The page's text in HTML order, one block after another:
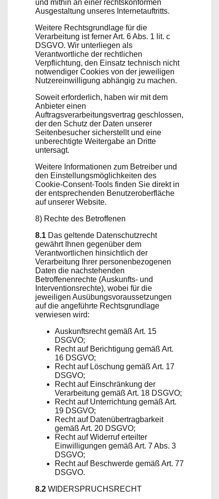
und mithin an einer rechtskonformen
Ausgestaltung unseres Internetauftritts.
Weitere Rechtsgrundlage für die
Verarbeitung ist ferner Art. 6 Abs. 1 lit. c
DSGVO. Wir unterliegen als
Verantwortliche der rechtlichen
Verpflichtung, den Einsatz technisch nicht
notwendiger Cookies von der jeweiligen
Nutzereinwilligung abhängig zu machen.
Soweit erforderlich, haben wir mit dem
Anbieter einen
Auftragsverarbeitungsvertrag geschlossen,
der den Schutz der Daten unserer
Seitenbesucher sicherstellt und eine
unberechtigte Weitergabe an Dritte
untersagt.
Weitere Informationen zum Betreiber und
den Einstellungsmöglichkeiten des
Cookie-Consent-Tools finden Sie direkt in
der entsprechenden Benutzeroberfläche
auf unserer Website.
8) Rechte des Betroffenen
8.1 Das geltende Datenschutzrecht
gewährt Ihnen gegenüber dem
Verantwortlichen hinsichtlich der
Verarbeitung Ihrer personenbezogenen
Daten die nachstehenden
Betroffenenrechte (Auskunfts- und
Interventionsrechte), wobei für die
jeweiligen Ausübungsvoraussetzungen
auf die angeführte Rechtsgrundlage
verwiesen wird:
Auskunftsrecht gemäß Art. 15
DSGVO;
Recht auf Berichtigung gemäß Art.
16 DSGVO;
Recht auf Löschung gemäß Art. 17
DSGVO;
Recht auf Einschränkung der
Verarbeitung gemäß Art. 18 DSGVO;
Recht auf Unterrichtung gemäß Art.
19 DSGVO;
Recht auf Datenübertragbarkeit
gemäß Art. 20 DSGVO;
Recht auf Widerruf erteilter
Einwilligungen gemäß Art. 7 Abs. 3
DSGVO;
Recht auf Beschwerde gemäß Art. 77
DSGVO.
8.2 WIDERSPRUCHSRECHT